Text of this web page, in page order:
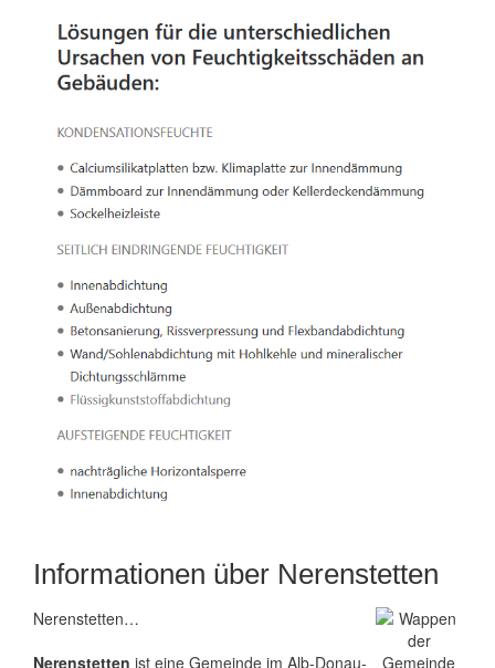
Informationen über Nerenstetten
Nerenstetten…
Nerenstetten ist eine Gemeinde im Alb-Donau-